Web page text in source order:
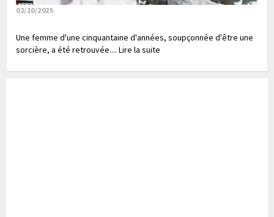
02/10/2025
Une femme d'une cinquantaine d'années, soupçonnée d'être une
sorcière, a été retrouvée.... Lire la suite